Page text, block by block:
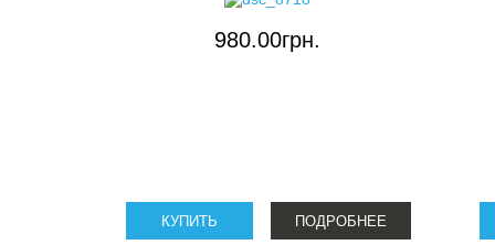
ПОДРОБНЕЕ
980.00грн.